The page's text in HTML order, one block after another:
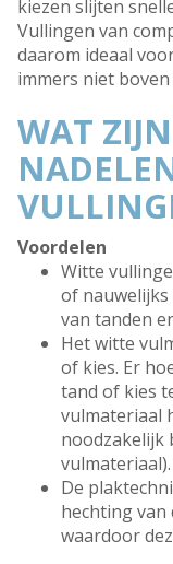
kiezen slijten
Vullingen van
daarom ideaal
immers niet
WAT
Voordelen
Witte
of nauwelijks
van tanden
Het witte
of kies. Er
tand of kies
vulmateriaal
noodzakelijk
vulmateriaal).
De
hechting van
waardoor